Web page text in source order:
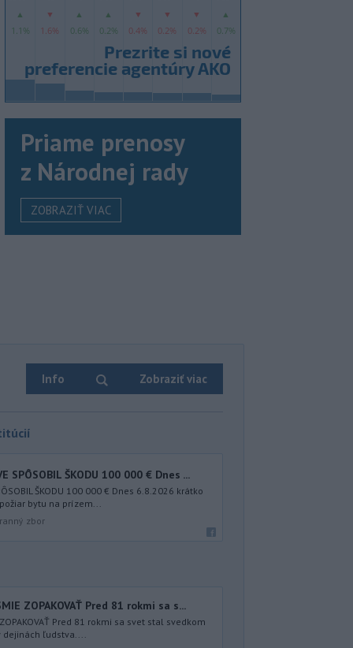
Priame prenosy
z Národnej rady
ZOBRAZIŤ VIAC
Info Zobraziť viac
SPÔSOBIL ŠKODU 100 000 € Dnes ...
ŠKODU 100 000 € Dnes 6.8.2026 krátko
bytu na prízem...
zbor
ZOPAKOVAŤ Pred 81 rokmi sa s...
ZOPAKOVAŤ Pred 81 rokmi sa svet stal svedkom
ľudstva....